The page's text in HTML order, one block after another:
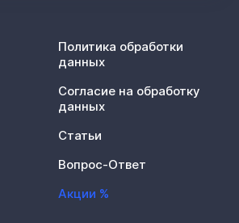
Политика обработки
данных
Согласие на обработку
данных
Статьи
Вопрос-Ответ
Акции %